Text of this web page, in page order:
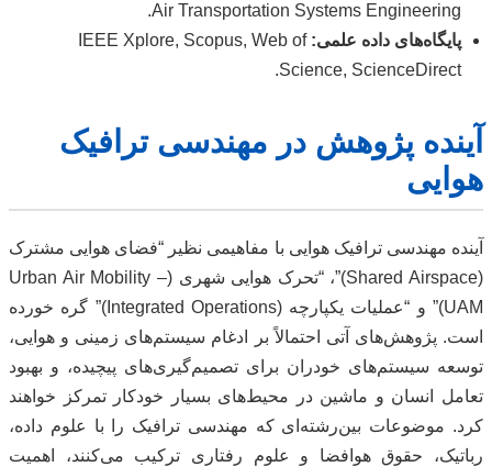
Air Transportation Systems Engineering.
پایگاه‌های داده علمی: IEEE Xplore, Scopus, Web of
Science, ScienceDirect.
آینده پژوهش در مهندسی ترافیک
هوایی
آینده مهندسی ترافیک هوایی با مفاهیمی نظیر “فضای هوایی مشترک
(Shared Airspace)”، “تحرک هوایی شهری (Urban Air Mobility –
UAM)” و “عملیات یکپارچه (Integrated Operations)” گره خورده
است. پژوهش‌های آتی احتمالاً بر ادغام سیستم‌های زمینی و هوایی،
توسعه سیستم‌های خودران برای تصمیم‌گیری‌های پیچیده، و بهبود
تعامل انسان و ماشین در محیط‌های بسیار خودکار تمرکز خواهند
کرد. موضوعات بین‌رشته‌ای که مهندسی ترافیک را با علوم داده،
رباتیک، حقوق هوافضا و علوم رفتاری ترکیب می‌کنند، اهمیت